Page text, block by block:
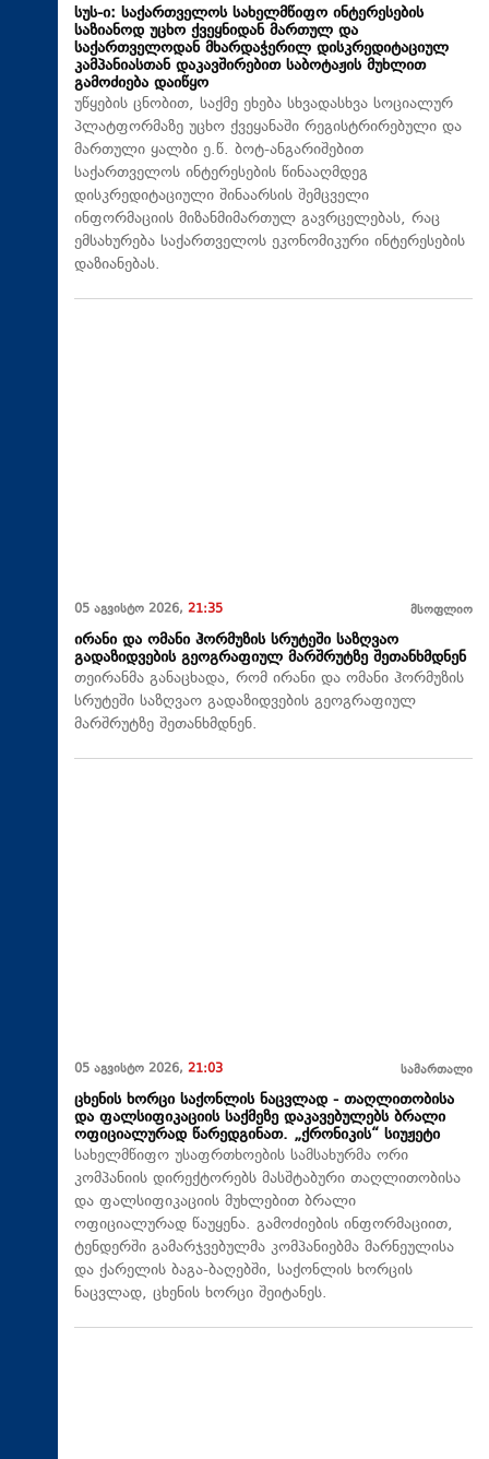
სუს-ი: საქართველოს სახელმწიფო ინტერესების
საზიანოდ უცხო ქვეყნიდან მართულ და
საქართველოდან მხარდაჭერილ დისკრედიტაციულ
კამპანიასთან დაკავშირებით საბოტაჟის მუხლით
გამოძიება დაიწყო
უწყების ცნობით, საქმე ეხება სხვადასხვა სოციალურ
პლატფორმაზე უცხო ქვეყანაში რეგისტრირებული და
მართული ყალბი ე.წ. ბოტ-ანგარიშებით
საქართველოს ინტერესების წინააღმდეგ
დისკრედიტაციული შინაარსის შემცველი
ინფორმაციის მიზანმიმართულ გავრცელებას, რაც
ემსახურება საქართველოს ეკონომიკური ინტერესების
დაზიანებას.
05 აგვისტო 2026, 21:35 მსოფლიო
ირანი და ომანი ჰორმუზის სრუტეში საზღვაო
გადაზიდვების გეოგრაფიულ მარშრუტზე შეთანხმდნენ
თეირანმა განაცხადა, რომ ირანი და ომანი ჰორმუზის
სრუტეში საზღვაო გადაზიდვების გეოგრაფიულ
მარშრუტზე შეთანხმდნენ.
05 აგვისტო 2026, 21:03 სამართალი
ცხენის ხორცი საქონლის ნაცვლად - თაღლითობისა
და ფალსიფიკაციის საქმეზე დაკავებულებს ბრალი
ოფიციალურად წარედგინათ. „ქრონიკის“ სიუჟეტი
სახელმწიფო უსაფრთხოების სამსახურმა ორი
კომპანიის დირექტორებს მასშტაბური თაღლითობისა
და ფალსიფიკაციის მუხლებით ბრალი
ოფიციალურად წაუყენა. გამოძიების ინფორმაციით,
ტენდერში გამარჯვებულმა კომპანიებმა მარნეულისა
და ქარელის ბაგა-ბაღებში, საქონლის ხორცის
ნაცვლად, ცხენის ხორცი შეიტანეს.